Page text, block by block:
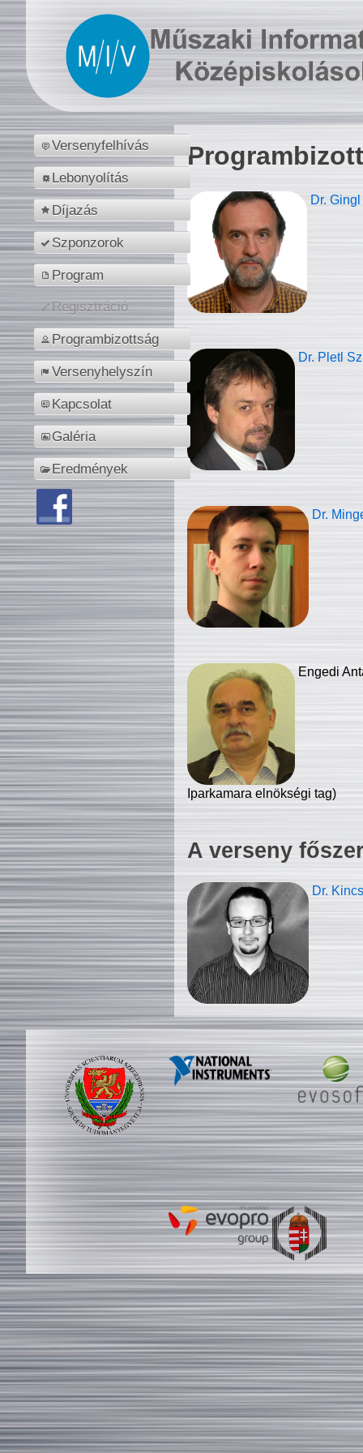
Versenyfelhívás
Lebonyolítás
Díjazás
Szponzorok
Program
Regisztráció
Programbizottság
Versenyhelyszín
Kapcsolat
Galéria
Eredmények
Dr.
Dr. Pletl
Dr.
Engedi
Iparkamara elnökségi tag)
A verseny
Dr.